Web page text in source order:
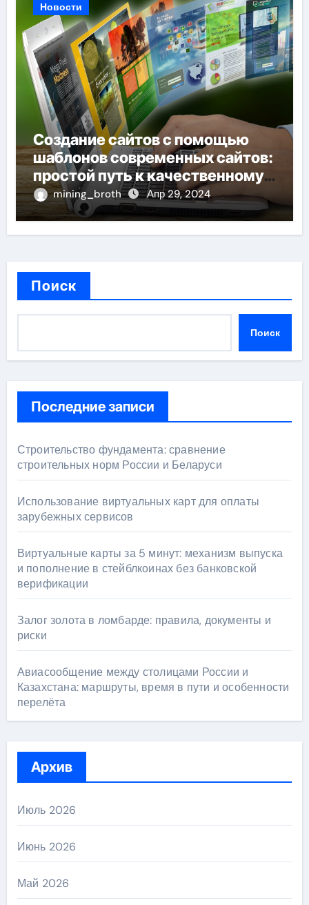
Новости
Создание сайтов с помощью
шаблонов современных сайтов:
простой путь к качественному
веб-присутствию
mining_broth Апр 29, 2024
Поиск
Поиск
Последние записи
Строительство фундамента: сравнение
строительных норм России и Беларуси
Использование виртуальных карт для оплаты
зарубежных сервисов
Виртуальные карты за 5 минут: механизм выпуска
и пополнение в стейблкоинах без банковской
верификации
Залог золота в ломбарде: правила, документы и
риски
Авиасообщение между столицами России и
Казахстана: маршруты, время в пути и особенности
перелёта
Архив
Июль 2026
Июнь 2026
Май 2026